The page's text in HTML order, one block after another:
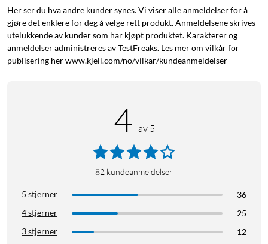
Her ser du hva andre kunder synes. Vi viser alle anmeldelser for å
gjøre det enklere for deg å velge rett produkt. Anmeldelsene skrives
utelukkende av kunder som har kjøpt produktet. Karakterer og
anmeldelser administreres av TestFreaks. Les mer om vilkår for
publisering her www.kjell.com/no/vilkar/kundeanmeldelser
4 av 5
82 kundeanmeldelser
5 stjerner
36
4 stjerner
25
3 stjerner
12